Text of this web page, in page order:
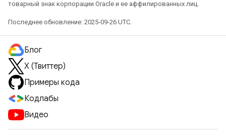
товарный знак корпорации Oracle и ее аффилированных лиц.
Последнее обновление: 2025-09-26 UTC.
Блог
X (Твиттер)
Примеры кода
Кодлабы
Видео